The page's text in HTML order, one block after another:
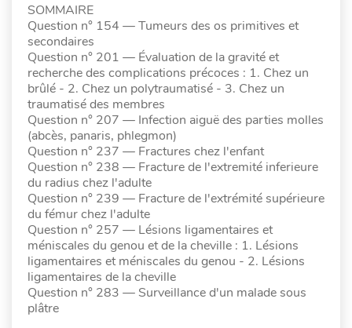
SOMMAIRE
Question n° 154 — Tumeurs des os primitives et
secondaires
Question n° 201 — Évaluation de la gravité et
recherche des complications précoces : 1. Chez un
brûlé - 2. Chez un polytraumatisé - 3. Chez un
traumatisé des membres
Question n° 207 — Infection aiguë des parties molles
(abcès, panaris, phlegmon)
Question n° 237 — Fractures chez l'enfant
Question n° 238 — Fracture de l'extremité inferieure
du radius chez l'adulte
Question n° 239 — Fracture de l'extrémité supérieure
du fémur chez l'adulte
Question n° 257 — Lésions ligamentaires et
méniscales du genou et de la cheville : 1. Lésions
ligamentaires et méniscales du genou - 2. Lésions
ligamentaires de la cheville
Question n° 283 — Surveillance d'un malade sous
plâtre